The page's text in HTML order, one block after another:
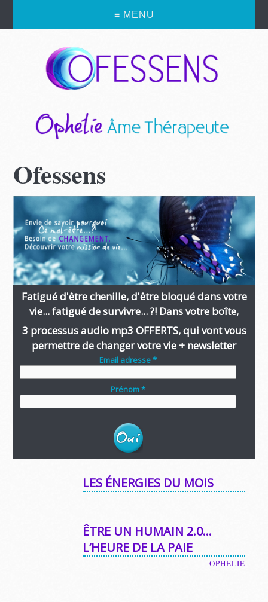
≡ MENU
Ofessens
Fatigué d'être chenille, d'être bloqué dans votre
vie... fatigué de survivre... ?! Dans votre boîte,
3 processus audio mp3 OFFERTS, qui vont vous
permettre de changer votre vie + newsletter
Email adresse *
Prénom *
LES ÉNERGIES DU MOIS
ÊTRE UN HUMAIN 2.0…
L’HEURE DE LA PAIE
OPHELIE